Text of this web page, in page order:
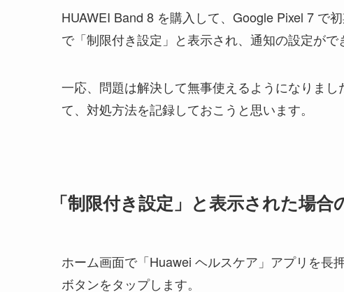
HUAWEI Band 8 を購入して、Google Pixel 7 で
で「制限付き設定」と表示され、通知の設定がで
一応、問題は解決して無事使えるようになりま
て、対処方法を記録しておこうと思います。
「制限付き設定」と表示された場合
ホーム画面で「Huawei ヘルスケア」アプリを長
ボタンをタップします。